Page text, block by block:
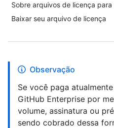
Sobre arquivos de licença
Baixar seu arquivo de licença
Observação
Se você paga
GitHub Enterprise por
volume, assinatura ou
sendo cobrado dessa